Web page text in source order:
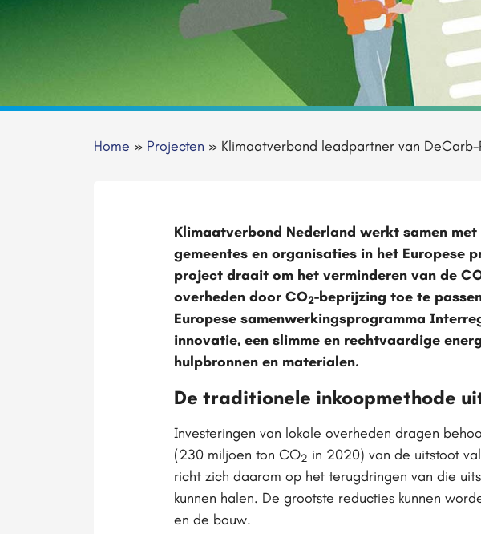
Home » Projecten » Klimaatverbond leadpartner van
Klimaatverbond Nederland werkt samen
gemeentes en organisaties in het Europese
project draait om het verminderen van de
overheden door CO2-beprijzing toe te
Europese samenwerkingsprogramma
innovatie, een slimme en rechtvaardige
hulpbronnen en materialen.
De traditionele inkoopmethode
Investeringen van lokale overheden dragen
(230 miljoen ton CO2 in 2020) van de uitstoot
richt zich daarom op het terugdringen van die
kunnen halen. De grootste reducties kunnen
en de bouw.